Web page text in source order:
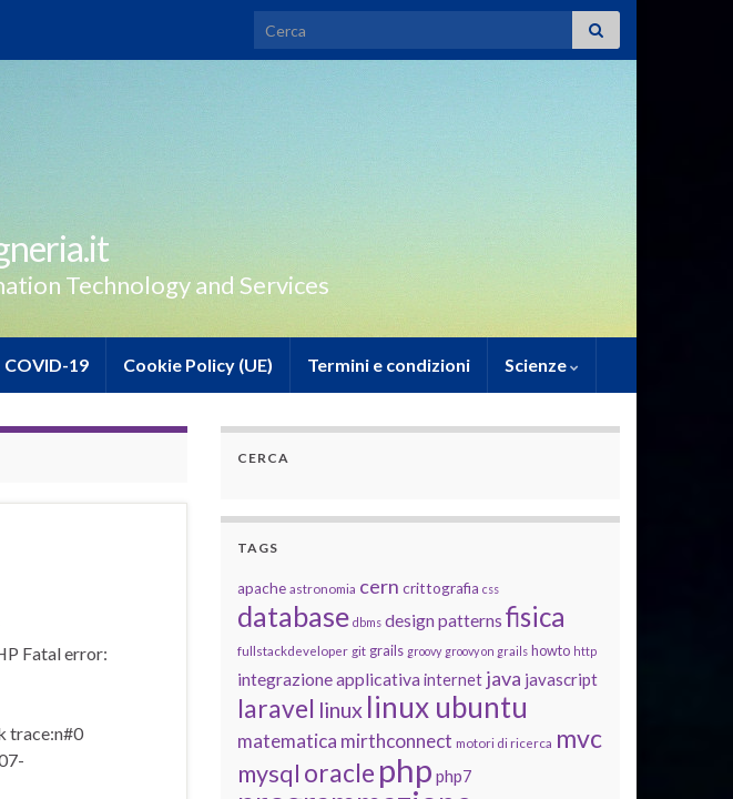
Search for:
Technology and Services
COVID-19 Cookie Policy (UE) Termini e condizioni Scienze
Fatal error:
trace:n#0
CERCA
TAGS
apache astronomia cern crittografia css
database dbms design patterns fisica
fullstackdeveloper git grails groovy groovy on grails howto http
integrazione applicativainternet java javascript
laravel linux linux ubuntu
matematica mirthconnect motori di ricerca mvc
mysql oracle php php7